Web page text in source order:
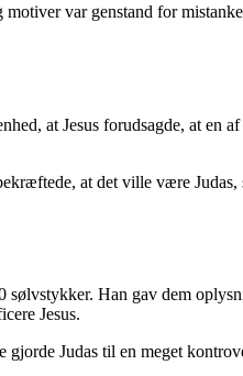
var genstand for
at Jesus forudsagde, at
at det ville være
Han gav dem
Jesus.
gjorde Judas til en meget